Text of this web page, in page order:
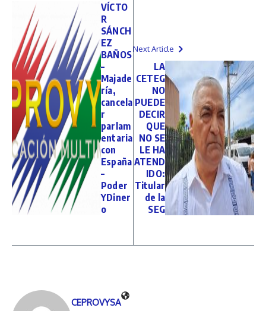
VÍCTO
R
SÁNCH
EZ
BAÑOS
–
Majade
ría,
cancela
r
parlam
entaria
con
España
–
Poder
YDiner
o
Next Article
LA
CETEG
NO
PUEDE
DECIR
QUE
NO SE
LE HA
ATEND
IDO:
Titular
de la
SEG
CEPROVYSA